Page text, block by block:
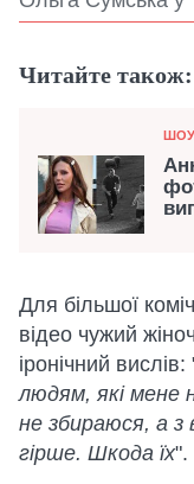
Читайте також:
Для більшої
відео чужий
іронічний вислів:
людям, які мене
не збираюся, а з
гірше. Шкода їх".